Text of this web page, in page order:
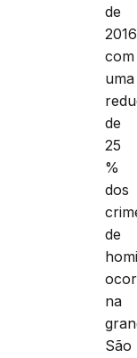
de
2016
com
uma
de
25
%
dos
de
na
São